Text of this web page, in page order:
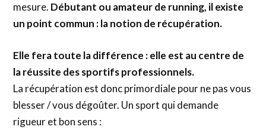
mesure. Débutant ou amateur de running, il existe
un point commun : la notion de récupération.
Elle fera toute la différence : elle est au centre de
la réussite des sportifs professionnels.
La récupération est donc primordiale pour ne pas vous
blesser / vous dégoûter. Un sport qui demande
rigueur et bon sens :